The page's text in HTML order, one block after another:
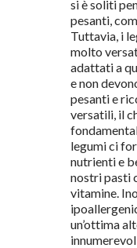
si è soliti
pesanti,
Tuttavia, i
molto
adattati a
e non
pesanti e
versatili, il
legumi ci
nutrienti e
nostri pasti
vitamine.
un’ottima